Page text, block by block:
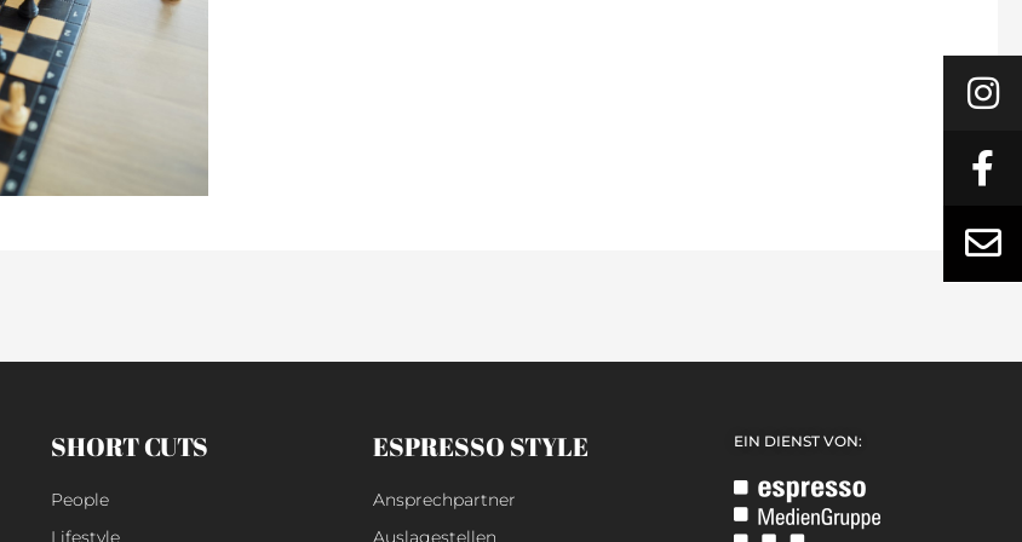
SHORT CUTS
People
Lifestyle
ESPRESSO STYLE
Ansprechpartner
Auslagestellen
EIN DIENST VON: